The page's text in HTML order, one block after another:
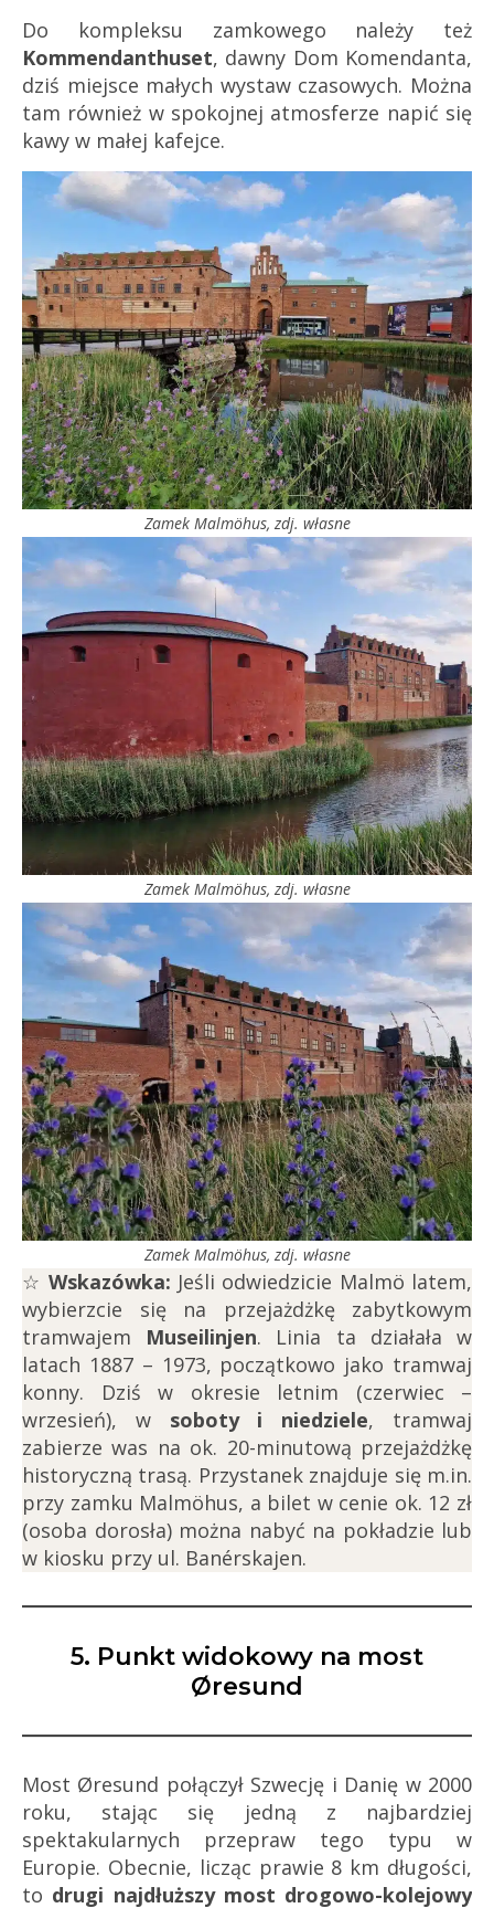
Do kompleksu zamkowego należy też
Kommendanthuset, dawny Dom Komendanta,
dziś miejsce małych wystaw czasowych. Można
tam również w spokojnej atmosferze napić się
kawy w małej kafejce.
Zamek Malmöhus, zdj. własne
Zamek Malmöhus, zdj. własne
Zamek Malmöhus, zdj. własne
☆ Wskazówka: Jeśli odwiedzicie Malmö latem,
wybierzcie się na przejażdżkę zabytkowym
tramwajem Museilinjen. Linia ta działała w
latach 1887 – 1973, początkowo jako tramwaj
konny. Dziś w okresie letnim (czerwiec –
wrzesień), wsoboty i niedziele, tramwaj
zabierze was na ok. 20-minutową przejażdżkę
historyczną trasą. Przystanek znajduje się m.in.
przy zamku Malmöhus, a bilet w cenie ok. 12 zł
(osoba dorosła) można nabyć na pokładzie lub
w kiosku przy ul. Banérskajen.
5. Punkt widokowy na most
Øresund
Most Øresund połączył Szwecję i Danię w 2000
roku, stając się jedną z najbardziej
spektakularnych przepraw tego typu w
Europie. Obecnie, licząc prawie 8 km długości,
to drugi najdłuższy most drogowo-kolejowy